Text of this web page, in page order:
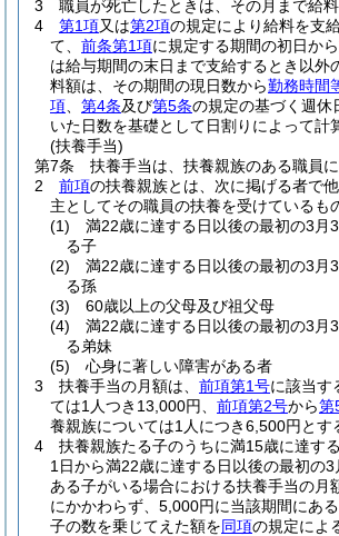
3
職員が死亡したときは、その月まで給料
4
第1項又は第2項の規定により給料を支
て、 前条第1項に規定する期間の初日か
は給与期間の末日まで支給するとき以外
料額は、その期間の現日数から勤務時間
項
第4条及び第5条の規定の基づく週休
いた日数を基礎として日割りによって計
(扶養手当)
第7条
扶養手当は、扶養親族のある職員に
2
前項の扶養親族とは、次に掲げる者で
主としてその職員の扶養を受けているも
(1)
満22歳に達する日以後の最初の3月
る子
(2)
満22歳に達する日以後の最初の3月
る孫
(3)
60歳以上の父母及び祖父母
(4)
満22歳に達する日以後の最初の3月
る弟妹
(5)
心身に著しい障害がある者
3
扶養手当の月額は、 前項第1号に該当す
ては1人つき13,000円、 前項第2号から第
養親族については1人につき6,500円とす
4
扶養親族たる子のうちに満15歳に達す
1日から満22歳に達する日以後の最初の3
ある子がいる場合における扶養手当の月
にかかわらず、5,000円に当該期間にあ
子の数を乗じてえた額を同項の規定によ